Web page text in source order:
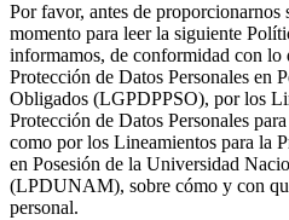
Por favor, antes de proporcionarnos
momento para leer la siguiente
informamos, de conformidad con lo
Protección de Datos Personales en
Obligados (LGPDPPSO), por los
Protección de Datos Personales
como por los Lineamientos para la
en Posesión de la Universidad
(LPDUNAM), sobre cómo y con
personal.